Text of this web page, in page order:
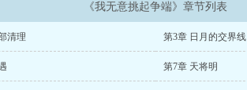
《我无意挑起争端》章节列表
清理 第3章 日月的交界线
第7章 天将明